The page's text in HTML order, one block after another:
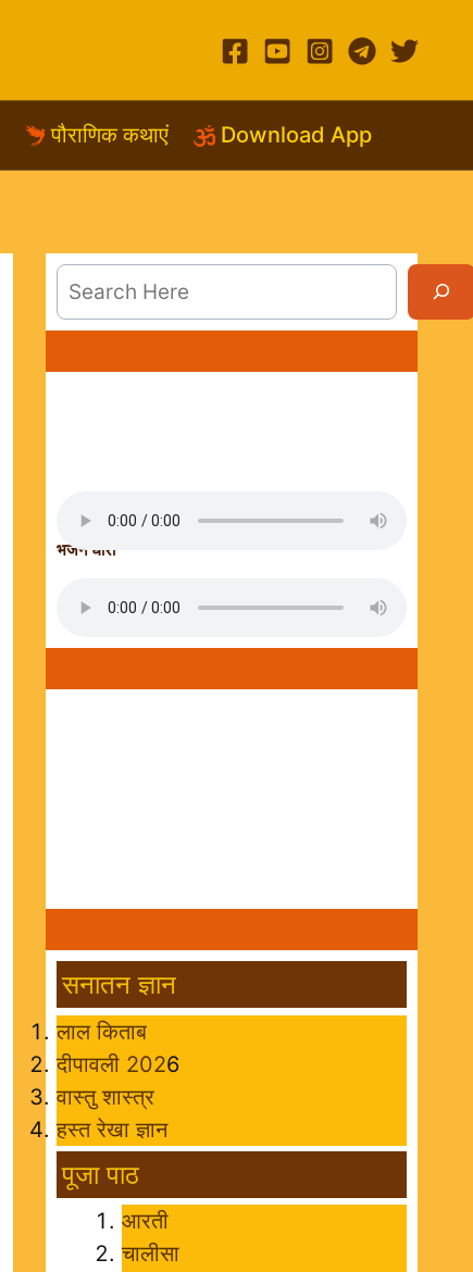
पौराणिक कथाएं Download App
भजन धारा
सनातन ज्ञान
लाल किताब
दीपावली 2026
वास्तु शास्त्र
हस्त रेखा ज्ञान
पूजा पाठ
आरती
चालीसा